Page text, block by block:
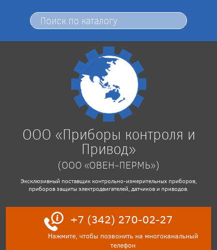
ООО «Приборы контроля и
Привод»
(ООО «ОВЕН-ПЕРМЬ»)
Эксклюзивный поставщик контрольно-измерительных приборов,
приборов защиты электродвигателей, датчиков и приводов.
+7 (342) 270-02-27
Нажмите, чтобы позвонить на многоканальный
телефон